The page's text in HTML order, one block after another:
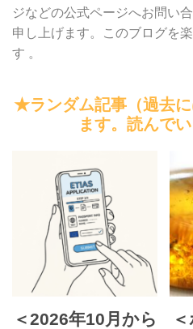
ジなどの公式ページへお問い
申し上げます。このブログを
す 。
★ランダム記事（過去
ます。読んでい
＜2026年10月から